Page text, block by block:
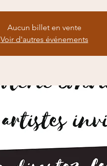
Aucun billet en vente
Voir d'autres événements